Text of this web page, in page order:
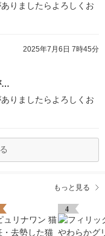
りましたらよろしくお
2025年7月6日 7時45分
…
りましたらよろしくお
もっと見る
4